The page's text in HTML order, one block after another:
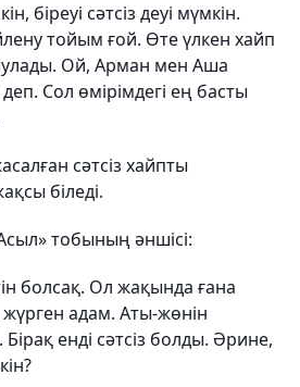
біреуі сәтсіз деуі мүмкін.
тойым ғой. Өте үлкен хайп
Ой, Арман мен Аша
Сол өмірімдегі ең басты
сәтсіз хайпты
біледі.
тобының әншісі:
болсақ. Ол жақында ғана
адам. Аты-жөнін
Бірақ енді сәтсіз болды. Әрине,